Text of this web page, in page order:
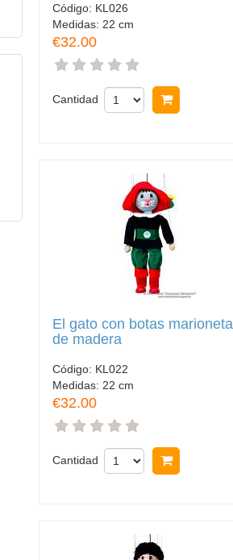
Código: KL026
Medidas: 22 cm
€32.00
Cantidad
El gato con botas marioneta
de madera
Código: KL022
Medidas: 22 cm
€32.00
Cantidad